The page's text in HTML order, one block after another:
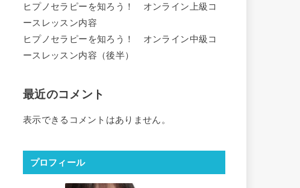
ヒプノセラピーを知ろう！ オンライン上級コ
ースレッスン内容
ヒプノセラピーを知ろう！ オンライン中級コ
ースレッスン内容（後半）
最近のコメント
表示できるコメントはありません。
プロフィール